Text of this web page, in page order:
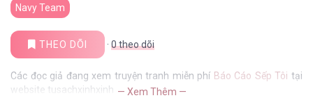
Navy Team
THEO DÕI · 0theo dõi
Các đọc giả đang xem truyện tranh miễn phí Báo Cáo Sếp Tôi tại
website tusachxinhxinh — Xem Thêm —